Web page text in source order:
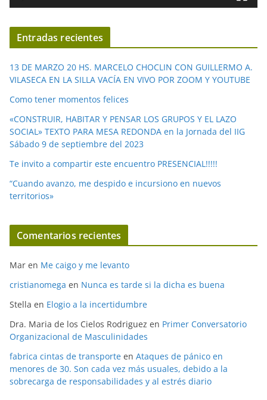
í
d
e
o
Entradas recientes
13 DE MARZO 20 HS. MARCELO CHOCLIN CON GUILLERMO A.
VILASECA EN LA SILLA VACÍA EN VIVO POR ZOOM Y YOUTUBE
Como tener momentos felices
«CONSTRUIR, HABITAR Y PENSAR LOS GRUPOS Y EL LAZO
SOCIAL» TEXTO PARA MESA REDONDA en la Jornada del IIG
Sábado 9 de septiembre del 2023
Te invito a compartir este encuentro PRESENCIAL!!!!!
“Cuando avanzo, me despido e incursiono en nuevos
territorios»
Comentarios recientes
Mar en Me caigo y me levanto
cristianomega en Nunca es tarde si la dicha es buena
Stella en Elogio a la incertidumbre
Dra. Maria de los Cielos Rodriguez en Primer Conversatorio
Organizacional de Masculinidades
fabrica cintas de transporte en Ataques de pánico en
menores de 30. Son cada vez más usuales, debido a la
sobrecarga de responsabilidades y al estrés diario